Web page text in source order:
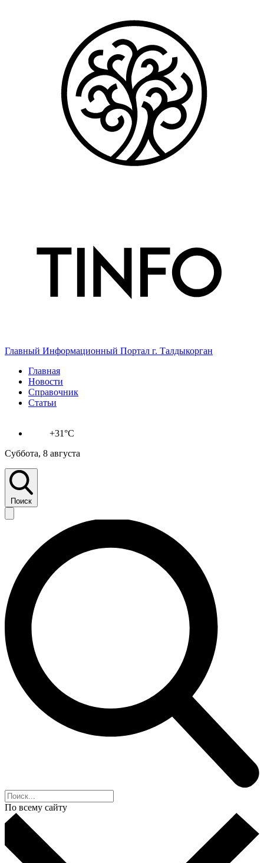
Главный Информационный Портал г. Талдыкорган
Главная
Новости
Справочник
Статьи
+31°C
Суббота, 8 августа
Поиск
По всему сайту